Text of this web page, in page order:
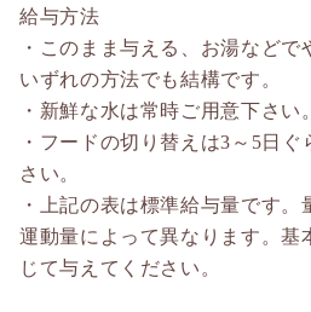
給与方法
・このまま与える、お湯などで
いずれの方法でも結構です。
・新鮮な水は常時ご用意下さい。
・フードの切り替えは3～5日
さい。
・上記の表は標準給与量です。
運動量によって異なります。基
じて与えてください。